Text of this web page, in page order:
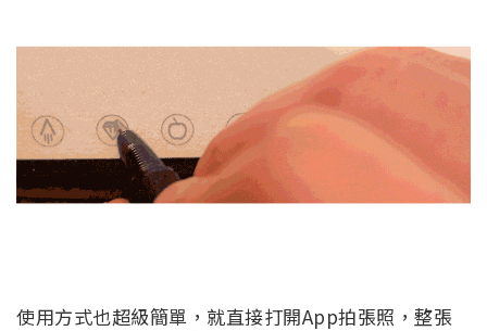
使用方式也超級簡單，就直接打開App拍張照，整張